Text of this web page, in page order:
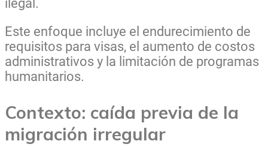
ilegal.
Este enfoque incluye el endurecimiento de
requisitos para visas, el aumento de costos
administrativos y la limitación de programas
humanitarios.
Contexto: caída previa de la
migración irregular